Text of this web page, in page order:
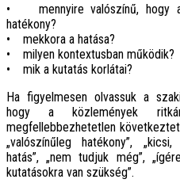
• mennyire valószínű, hogy
hatékony?
• mekkora a hatása?
• milyen kontextusban működik?
• mik a kutatás korlátai?
Ha figyelmesen olvassuk a
hogy a közlemények
megfellebbezhetetlen
„valószínűleg hatékony”,
hatás”, „nem tudjuk még”,
kutatásokra van szükség”.